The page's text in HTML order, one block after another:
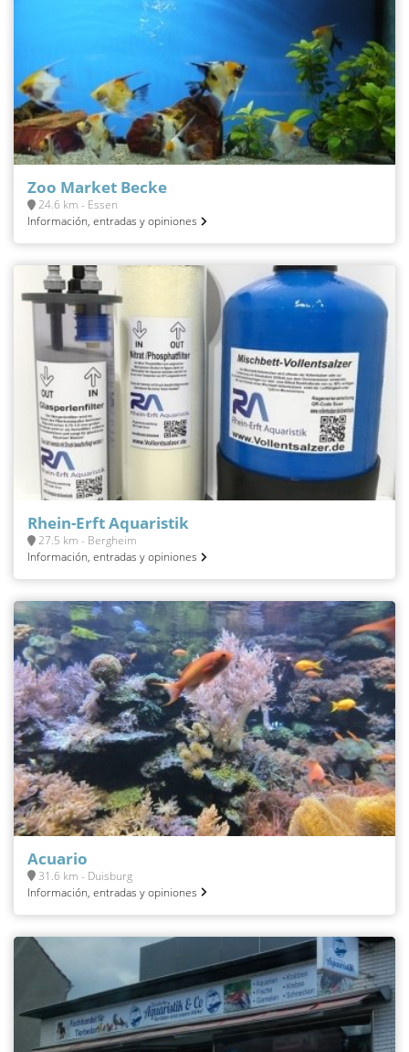
Zoo Market Becke
24.6 km - Essen
Información, entradas y opiniones
Rhein-Erft Aquaristik
27.5 km - Bergheim
Información, entradas y opiniones
Acuario
31.6 km - Duisburg
Información, entradas y opiniones